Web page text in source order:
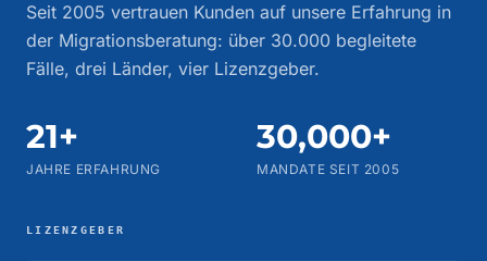
Seit 2005 vertrauen Kunden auf unsere Erfahrung in
der Migrationsberatung: über 30.000 begleitete
Fälle, drei Länder, vier Lizenzgeber.
21+
JAHRE ERFAHRUNG
30,000+
MANDATE SEIT 2005
LIZENZGEBER